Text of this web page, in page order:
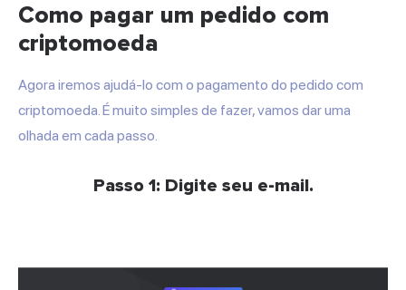
Como pagar um pedido com
criptomoeda
Agora iremos ajudá-lo com o pagamento do pedido com
criptomoeda. É muito simples de fazer, vamos dar uma
olhada em cada passo.
Passo 1: Digite seu e-mail.